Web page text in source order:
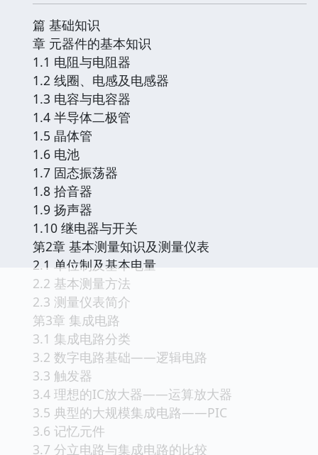
篇 基础知识
章 元器件的基本知识
1.1 电阻与电阻器
1.2 线圈、电感及电感器
1.3 电容与电容器
1.4 半导体二极管
1.5 晶体管
1.6 电池
1.7 固态振荡器
1.8 拾音器
1.9 扬声器
1.10 继电器与开关
第2章 基本测量知识及测量仪表
2.1 单位制及基本电量
2.2 基本测量方法
2.3 测量仪表简介
第3章 集成电路
3.1 集成电路分类
3.2 数字电路基础——逻辑电路
3.3 触发器
3.4 理想的IC放大器——运算放大器
3.5 典型的大规模集成电路——PIC
3.6 记忆元件
3.7 分立电路与集成电路的比较